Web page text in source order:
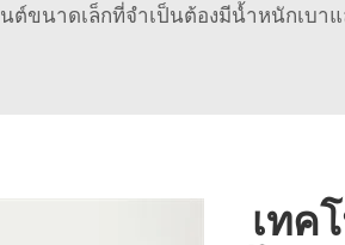
ต์ขนาดเล็กที่จำเป็นต้องมีน้ำหนักเบ
เทค